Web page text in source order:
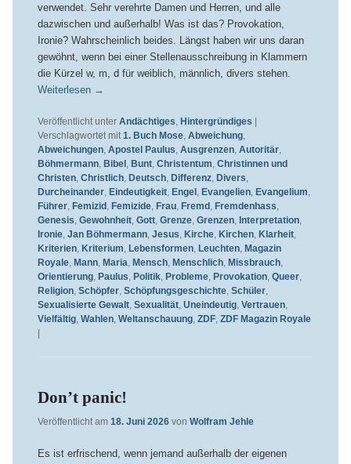
verwendet. Sehr verehrte Damen und Herren, und alle
dazwischen und außerhalb! Was ist das? Provokation,
Ironie? Wahrscheinlich beides. Längst haben wir uns daran
gewöhnt, wenn bei einer Stellenausschreibung in Klammern
die Kürzel w, m, d für weiblich, männlich, divers stehen.
Weiterlesen →
Veröffentlicht unter Andächtiges Hintergründiges |
Verschlagwortet mit 1. Buch Mose, Abweichung,
Abweichungen, Apostel Paulus Ausgrenzen, Autoritär,
Böhmermann, Bibel, Bunt, Christentum Christinnen und
Christen, Christlich, Deutsch, Differenz, Divers
Durcheinander, Eindeutigkeit, Engel, Evangelien, Evangelium
Führer, Femizid, Femizide, Frau, Fremd, Fremdenhass
Genesis Gewohnheit, Gott, Grenze, Grenzen, Interpretation,
Ironie, Jan Böhmermann, Jesus Kirche, Kirchen, Klarheit,
Kriterien, Kriterium Lebensformen, Leuchten, Magazin
Royale, Mann, Maria Mensch, Menschlich, Missbrauch,
Orientierung, Paulus Politik, Probleme, Provokation, Queer,
Religion, Schöpfer, Schöpfungsgeschichte, Schüler,
Sexualisierte Gewalt, Sexualität, Uneindeutig, Vertrauen,
Vielfältig, Wahlen, Weltanschauung, ZDF, ZDF Magazin Royale
|
Don’t panic!
Veröffentlicht am 18. Juni 2026 von Wolfram Jehle
Es ist erfrischend, wenn jemand außerhalb der eigenen